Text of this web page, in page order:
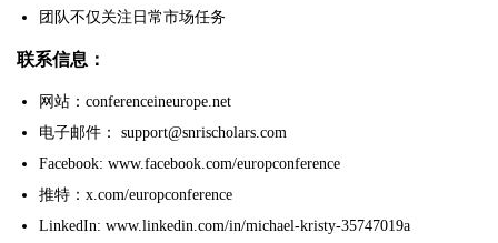
团队不仅关注日常市场任务
联系信息：
网站：conferenceineurope.net
电子邮件： support@snrischolars.com
Facebook: www.facebook.com/europconference
推特：x.com/europconference
LinkedIn: www.linkedin.com/in/michael-kristy-35747019a